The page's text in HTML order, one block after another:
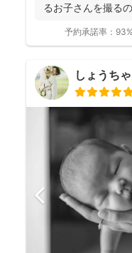
るお子さんを撮る
予約承諾率： 93%
しょうち